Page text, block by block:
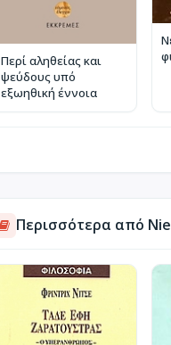
Περί αληθείας και
ψεύδους υπό
εξωηθική έννοια
Περισσότερα από